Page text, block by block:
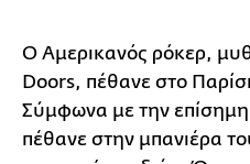
Ο Αμερικανός ρόκερ,
Doors, πέθανε στο
Σύμφωνα με την
πέθανε στην μπανιέρα